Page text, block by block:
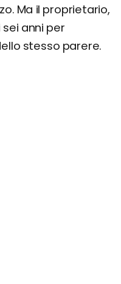
Ma il proprietario,
anni per
stesso parere.